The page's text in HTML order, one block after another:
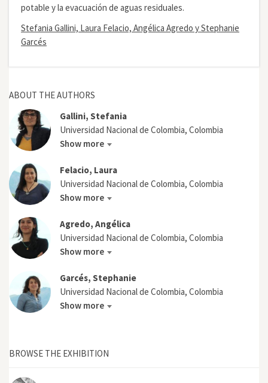
potable y la evacuación de aguas residuales.
Stefania Gallini, Laura Felacio, Angélica Agredo y Stephanie
Garcés
ABOUT THE AUTHORS
Gallini, Stefania
Universidad Nacional de Colombia, Colombia
Show more
Felacio, Laura
Universidad Nacional de Colombia, Colombia
Show more
Agredo, Angélica
Universidad Nacional de Colombia, Colombia
Show more
Garcés, Stephanie
Universidad Nacional de Colombia, Colombia
Show more
BROWSE THE EXHIBITION